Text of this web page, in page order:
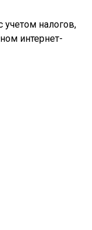
учетом налогов,
интернет-